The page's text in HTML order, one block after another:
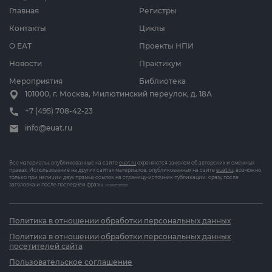
Главная
О ЕАТ
Новости
Мероприятия
Циклы
Проекты НПИ
Практикум
Библиотека
Регистры
Контакты
101000, г. Москва, Милютинский переулок, д. 18А
+7 (495) 708-42-23
info@euat.ru
Все материалы, опубликованные на сайте euat.ru охраняются законом об авторских и смежных
правах. Использование на других сайтах материалов, опубликованных на сайте euat.ru, возможно
только при наличии двух прямых ссылок на страницу-источник публикации: сразу после
заголовка и после последней фразы. v202607031833
Политика в отношении обработки персональных данных
Политика в отношении обработки персональных данных
посетителей сайта
Пользовательское соглашение